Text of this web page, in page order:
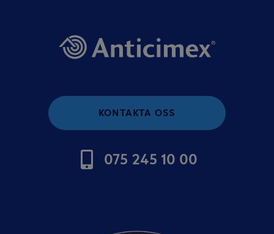
KONTAKTA OSS
075 245 10 00